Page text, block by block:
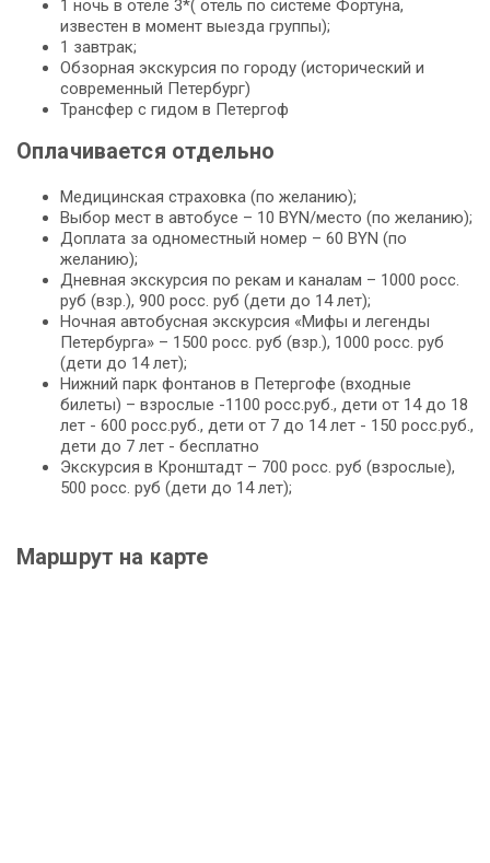
1 ночь в отеле 3*( отель по системе Фортуна,
известен в момент выезда группы);
1 завтрак;
Обзорная экскурсия по городу (исторический и
современный Петербург)
Трансфер с гидом в Петергоф
Оплачивается отдельно
Медицинская страховка (по желанию);
Выбор мест в автобусе – 10 BYN/место (по желанию);
Доплата за одноместный номер – 60 BYN (по
желанию);
Дневная экскурсия по рекам и каналам – 1000 росс.
руб (взр.), 900 росс. руб (дети до 14 лет);
Ночная автобусная экскурсия «Мифы и легенды
Петербурга» – 1500 росс. руб (взр.), 1000 росс. руб
(дети до 14 лет);
Нижний парк фонтанов в Петергофе (входные
билеты) – взрослые -1100 росс.руб., дети от 14 до 18
лет - 600 росс.руб., дети от 7 до 14 лет - 150 росс.руб.,
дети до 7 лет - бесплатно
Экскурсия в Кронштадт – 700 росс. руб (взрослые),
500 росс. руб (дети до 14 лет);
Маршрут на карте